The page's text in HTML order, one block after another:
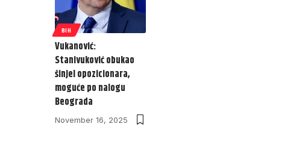
BIH
Vukanović:
Stanivuković obukao
šinjel opozicionara,
moguće po nalogu
Beograda
November 16, 2025